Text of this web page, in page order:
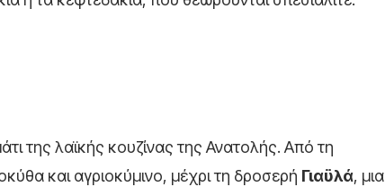
της λαϊκής κουζίνας της Ανατολής. Από τη
και αγριοκύμινο, μέχρι τη δροσερή Γιαϋλά, μια